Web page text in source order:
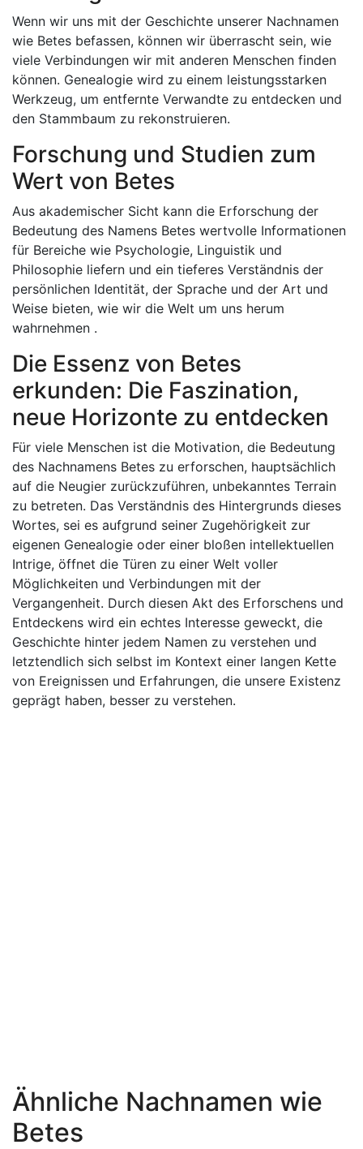
Wenn wir uns mit der Geschichte unserer Nachnamen
wie Betes befassen, können wir überrascht sein, wie
viele Verbindungen wir mit anderen Menschen finden
können. Genealogie wird zu einem leistungsstarken
Werkzeug, um entfernte Verwandte zu entdecken und
den Stammbaum zu rekonstruieren.
Forschung und Studien zum
Wert von Betes
Aus akademischer Sicht kann die Erforschung der
Bedeutung des Namens Betes wertvolle Informationen
für Bereiche wie Psychologie, Linguistik und
Philosophie liefern und ein tieferes Verständnis der
persönlichen Identität, der Sprache und der Art und
Weise bieten, wie wir die Welt um uns herum
wahrnehmen .
Die Essenz von Betes
erkunden: Die Faszination,
neue Horizonte zu entdecken
Für viele Menschen ist die Motivation, die Bedeutung
des Nachnamens Betes zu erforschen, hauptsächlich
auf die Neugier zurückzuführen, unbekanntes Terrain
zu betreten. Das Verständnis des Hintergrunds dieses
Wortes, sei es aufgrund seiner Zugehörigkeit zur
eigenen Genealogie oder einer bloßen intellektuellen
Intrige, öffnet die Türen zu einer Welt voller
Möglichkeiten und Verbindungen mit der
Vergangenheit. Durch diesen Akt des Erforschens und
Entdeckens wird ein echtes Interesse geweckt, die
Geschichte hinter jedem Namen zu verstehen und
letztendlich sich selbst im Kontext einer langen Kette
von Ereignissen und Erfahrungen, die unsere Existenz
geprägt haben, besser zu verstehen.
Ähnliche Nachnamen wie
Betes